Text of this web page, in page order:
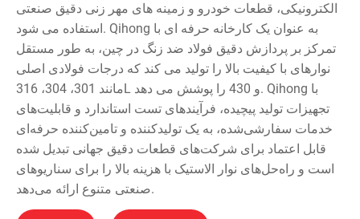
الکترونیکی، قطعات خودرو و زمینه های مهر زنی دقیق صنعتی
استفاده می شود. Qihong به عنوان یک کارخانه حرفه ای با
تمرکز بر پردازش دقیق فولاد ضد زنگ در چین، به طور مستقل
نوارهای با کیفیت بالا را تولید می کند که درجات فولادی اصلی
مانند 301، 304، 316L و 430 را پوشش می دهد. Qihong با
تجهیزات تولید پیچیده، فرآیندهای تست استاندارد و قابلیت‌های
خدمات سفارشی‌شده، به یک تولیدکننده و تامین‌کننده حرفه‌ای
قابل اعتماد برای شرکت‌های قطعات دقیق جهانی تبدیل شده
است و راه‌حل‌های نوار الاستیک با هزینه بالا را برای سناریوهای
صنعتی متنوع ارائه می‌دهد.